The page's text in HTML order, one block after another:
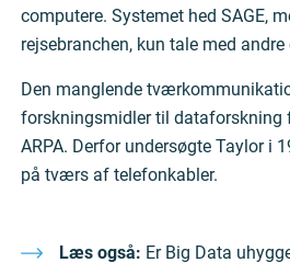
computere. Systemet hed SAGE,
rejsebranchen, kun tale med
Den manglende
forskningsmidler til
ARPA. Derfor undersøgte Taylor i
på tværs af telefonkabler.
Læs også: Er Big Data